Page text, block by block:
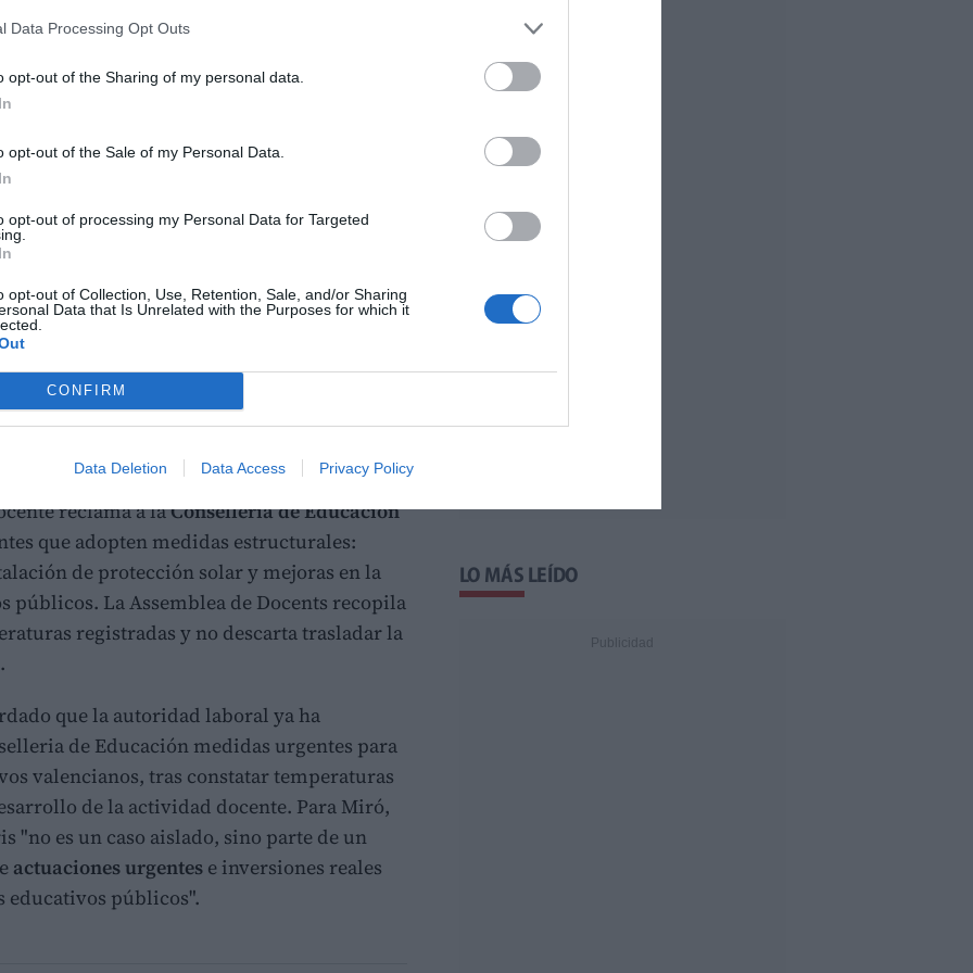
Data Processing Opt Outs
opt-out of the Sharing of my personal data.
opt-out of the Sale of my Personal Data.
opt-out of processing my Personal Data for Targeted
opt-out of Collection, Use, Retention, Sale, and/or Sharing
Data that Is Unrelated with the Purposes for which it
CONFIRM
Data Deletion Data Access Privacy Policy
a los
realizadas por los propios docentes
dependencias del centro. La jornada
los 30 grados durante el horario
de "nuevo récord" en una situación que,
se repite cada final de curso.
de la segunda planta, en especial las
ESO, que reciben exposición directa al sol
docentes describen esas condiciones
adecuadas de trabajo y
fatiga, dificultades de concentración y
como entre el profesorado, con
horas de la jornada. "Cuando llega el
auténticas saunas", ha afirmado Javier
de Docents.
reclama a laConselleria de Educación
que adopten medidas estructurales:
de protección solar y mejoras en la
públicos. La Assemblea de Docents recopila
registradas y no descarta trasladar la
que la autoridad laboral ya ha
de Educación medidas urgentes para
valencianos, tras constatar temperaturas
de la actividad docente. Para Miró,
"no es un caso aislado, sino parte de un
actuaciones urgentes e inversiones reales
educativos públicos".
LO MÁS LEÍDO